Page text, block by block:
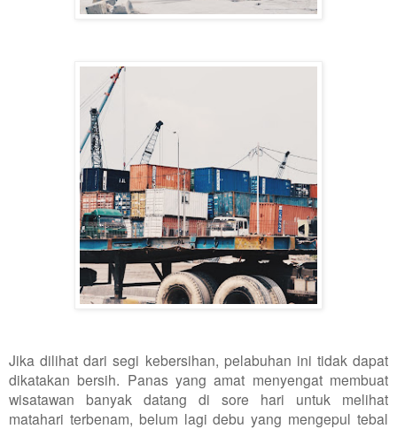
Jika dilihat dari segi kebersihan, pelabuhan ini tidak dapat
dikatakan bersih. Panas yang amat menyengat membuat
wisatawan banyak datang di sore hari untuk melihat
matahari terbenam, belum lagi debu yang mengepul tebal